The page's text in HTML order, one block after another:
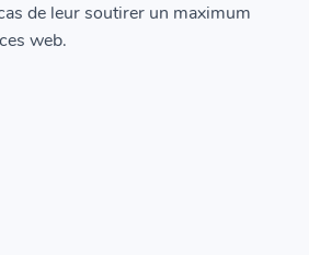
de leur soutirer un maximum
web.